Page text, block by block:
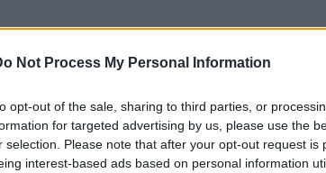
Not Process My Personal Information
opt-out of the sale, sharing to third parties, or
for targeted advertising by us, please use the
selection. Please note that after your opt-out request is
interest-based ads based on personal information
και η οπτική νευρίτιδα- μπορεί να
σημάδια της ΣΚΠ. Αλλά δεν είναι βέβαιο
και πολλαπλή σκλήρυνση.